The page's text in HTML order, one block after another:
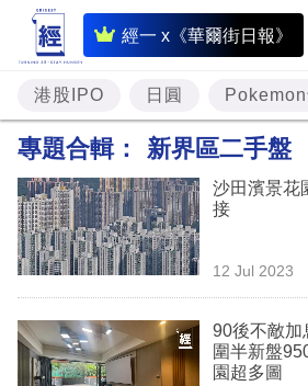
經一 x《華爾街日報》
即
時
財
經
題
投
資
樓
市
港股IPO 日圓
專題合輯： 新界區二手盤
沙田濱景花
接
12 Jul 2023
90後不敵加
圍半新盤
園超多圖